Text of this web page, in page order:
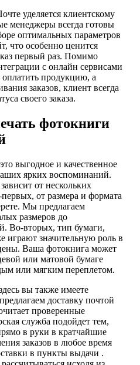
уделяется клиентскому
менеджеры всегда готовы
оптимальных параметров
что особенно ценится
первый раз. Помимо
с онлайн сервисами
оплатить продукцию, а
заказов, клиент всегда
своего заказа.
фотокниги
выгодное и качественное
ярких воспоминаний.
от нескольких
от размера и формата
Мы предлагаем
размеров до
Во-вторых, тип бумаги,
играют значительную роль в
Ваша фотокнига может
или матовой бумаге
или мягким переплетом.
вы также имеете
доставку почтой
проверенные
служба подойдет тем,
в руки в кратчайшие
заказов в любое время
в пункты выдачи .